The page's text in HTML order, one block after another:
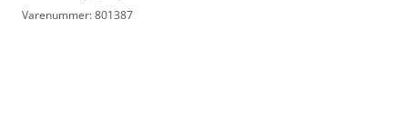
Varenummer: 801387